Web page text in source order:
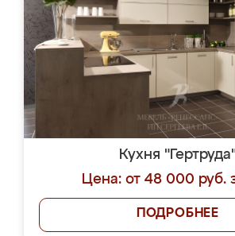
Кухня
Цена: от 48 000 руб.
ПОДРОБНЕЕ